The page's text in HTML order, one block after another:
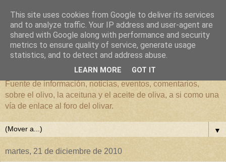
El mundo del Olivar
Fuente de información, noticias, eventos, comentarios,
sobre el olivo, la aceituna y el aceite de oliva, a si como una
vía de enlace al foro del olivar.
▼
martes, 21 de diciembre de 2010
This site uses cookies from Google to deliver its services
and to analyze traffic. Your IP address and user-agent are
shared with Google along with performance and security
metrics to ensure quality of service, generate usage
statistics, and to detect and address abuse.
LEARN MORE GOT IT